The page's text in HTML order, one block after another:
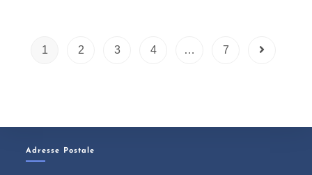
1 2 3 4 … 7
Adresse Postale